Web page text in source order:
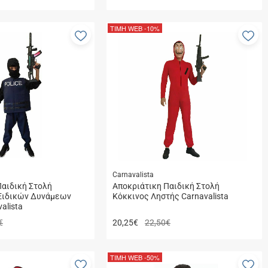
Στολή
Δυνάμεων
Προσθήκη
Carnavalista
Αποκριάτικη Παιδική Στολή
Κόκκινος Ληστής Carnavalista
20,25€ 22,50€
ΤΙΜΗ WEB-10%
Προσθήκη
ΤΙΜΗ WEB-50%